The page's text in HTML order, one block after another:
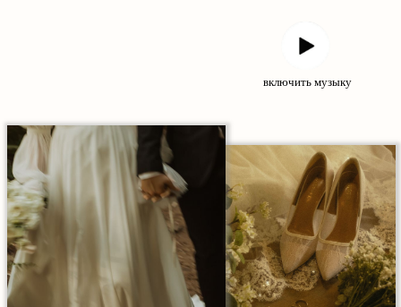
включить музыку